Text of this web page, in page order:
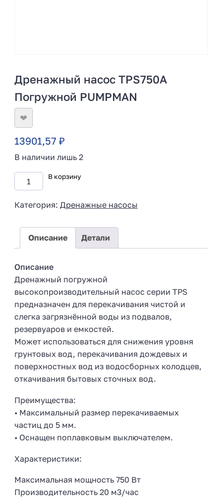
Дренажный насос TPS750A
Погружной PUMPMAN
❤
13901,57 ₽
В наличии лишь 2
В корзину
Категория: Дренажные насосы
Описание Детали
Описание
Дренажный погружной
высокопроизводительный насос серии TPS
предназначен для перекачивания чистой и
слегка загрязнённой воды из подвалов,
резервуаров и емкостей.
Может использоваться для снижения уровня
грунтовых вод, перекачивания дождевых и
поверхностных вод из водосборных колодцев,
откачивания бытовых сточных вод.
Преимущества:
• Максимальный размер перекачиваемых
частиц до 5 мм.
• Оснащен поплавковым выключателем.
Характеристики:
Максимальная мощность 750 Вт
Производительность 20 м3/час